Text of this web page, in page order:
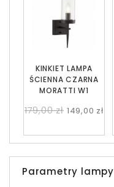
KINKIET LAMPA
ŚCIENNA CZARNA
MORATTI W1
179,00 zł 149,00 zł
Parametry lampy